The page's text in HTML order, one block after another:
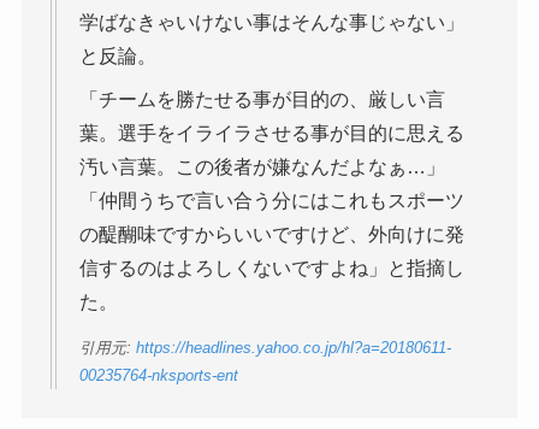
学ばなきゃいけない事はそんな事じゃない」
と反論。
「チームを勝たせる事が目的の、厳しい言
葉。選手をイライラさせる事が目的に思える
汚い言葉。この後者が嫌なんだよなぁ…」
「仲間うちで言い合う分にはこれもスポーツ
の醍醐味ですからいいですけど、外向けに発
信するのはよろしくないですよね」と指摘し
た。
引用元: https://headlines.yahoo.co.jp/hl?a=20180611-
00235764-nksports-ent